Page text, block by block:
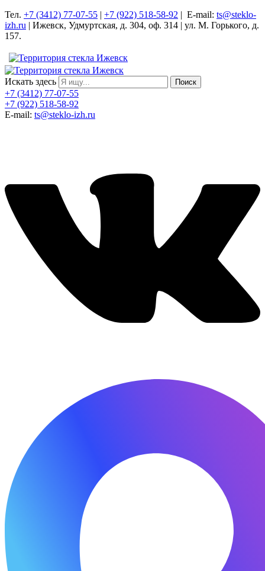
Тел. +7 (3412) 77-07-55 | +7 (922) 518-58-92 | E-mail: ts@steklo-
izh.ru | Ижевск, Удмуртская, д. 304, оф. 314 | ул. М. Горького, д.
157.
Искать здесь Поиск
+7 (3412) 77-07-55
+7 (922) 518-58-92
E-mail: ts@steklo-izh.ru